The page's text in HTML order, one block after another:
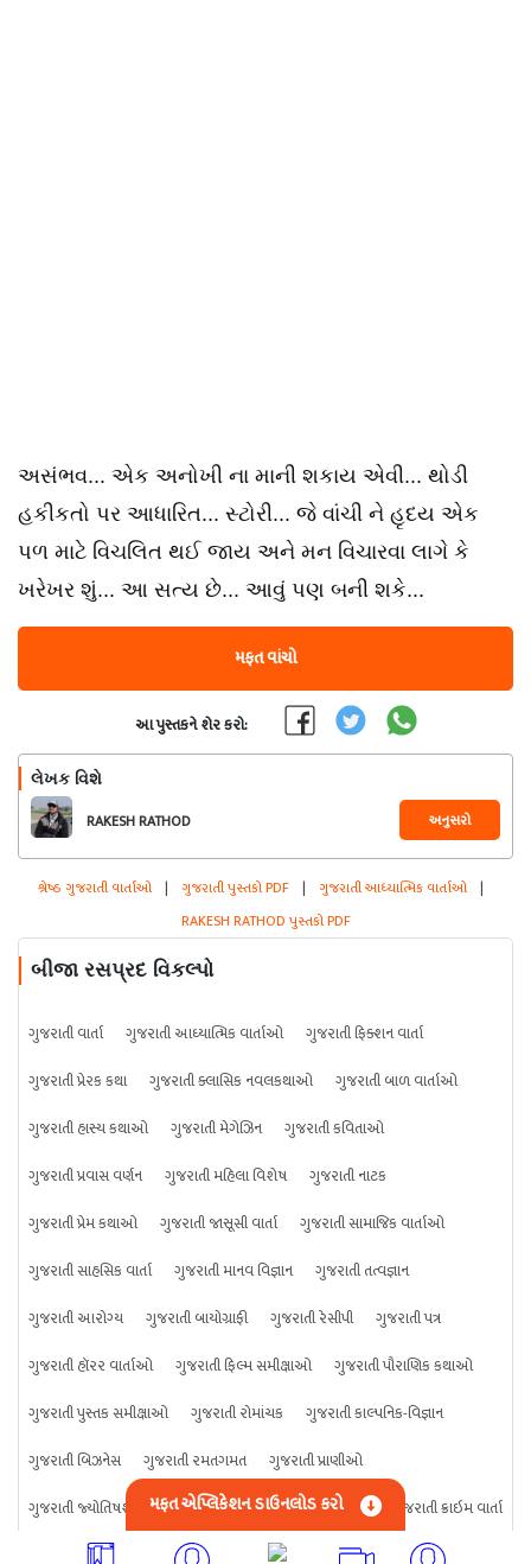
અસંભવ... એક અનોખી ના માની શકાય એવી... થોડી
હકીકતો પર આધારિત... સ્ટોરી... જે વાંચી ને હૃદય એક
પળ માટે વિચલિત થઈ જાય અને મન વિચારવા લાગે કે
ખરેખર શું... આ સત્ય છે... આવું પણ બની શકે...
મફત વાંચો
આ પુસ્તકને શેર કરો:
લેખક વિશે
RAKESH RATHOD અનુસરો
શ્રેષ્ઠ ગુજરાતી વાર્તાઓ | ગુજરાતી પુસ્તકો PDF | ગુજરાતી આધ્યાત્મિક વાર્તાઓ |
RAKESH RATHOD પુસ્તકો PDF
બીજા રસપ્રદ વિકલ્પો
ગુજરાતી વાર્તા ગુજરાતી આધ્યાત્મિક વાર્તાઓ
ગુજરાતી ફિક્શન વાર્તા
ગુજરાતી પ્રેરક કથા
ગુજરાતી ક્લાસિક નવલકથાઓ
ગુજરાતી બાળ વાર્તાઓ
ગુજરાતી હાસ્ય કથાઓ
ગુજરાતી મેગેઝિન
ગુજરાતી કવિતાઓ
ગુજરાતી પ્રવાસ વર્ણન
ગુજરાતી મહિલા વિશેષ
ગુજરાતી નાટક
ગુજરાતી પ્રેમ કથાઓ
ગુજરાતી જાસૂસી વાર્તા
ગુજરાતી સામાજિક વાર્તાઓ
ગુજરાતી સાહસિક વાર્તા
ગુજરાતી માનવ વિજ્ઞાન
ગુજરાતી તત્વજ્ઞાન
ગુજરાતી આરોગ્ય
ગુજરાતી બાયોગ્રાફી ગુજરાતી રેસીપી
ગુજરાતી પત્ર
ગુજરાતી હૉરર વાર્તાઓ
ગુજરાતી ફિલ્મ સમીક્ષાઓ
ગુજરાતી પૌરાણિક કથાઓ
ગુજરાતી પુસ્તક સમીક્ષાઓ
ગુજરાતી રોમાંચક
ગુજરાતી કાલ્પનિક-વિજ્ઞાન
ગુજરાતી બિઝનેસ
ગુજરાતી રમતગમત
ગુજરાતી પ્રાણીઓ
ગુજરાતી જ્યોતિષશાસ્ત્ર
ગુજરાતી વિજ્ઞાન ગુજરાતી કંઈપણ ગુજરાતી ક્રાઇમ વાર્તા
મફત એપ્લિકેશન ડાઉનલોડ કરો